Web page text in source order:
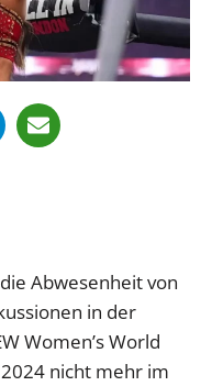
Abwesenheit von
in der
Women’s World
nicht mehr im